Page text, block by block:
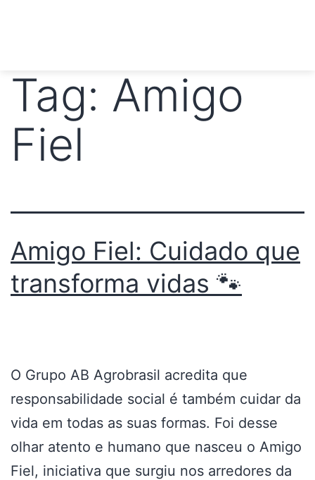
Tag: Amigo
Fiel
Amigo Fiel: Cuidado que
transforma vidas 🐾
O Grupo AB Agrobrasil acredita que
responsabilidade social é também cuidar da
vida em todas as suas formas. Foi desse
olhar atento e humano que nasceu o Amigo
Fiel, iniciativa que surgiu nos arredores da